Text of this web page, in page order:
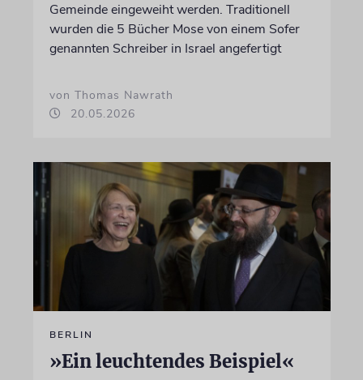
Gemeinde eingeweiht werden. Traditionell
wurden die 5 Bücher Mose von einem Sofer
genannten Schreiber in Israel angefertigt
von Thomas Nawrath
20.05.2026
BERLIN
»Ein leuchtendes Beispiel«